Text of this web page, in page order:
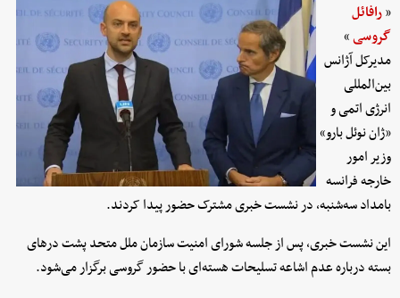
«رافائل
گروسی»
مدیرکل آژانس
بین‌المللی
انرژی اتمی و
«ژان نوئل بارو»
وزیر امور
خارجه فرانسه
بامداد سه‌شنبه، در نشست خبری مشترک حضور پیدا کردند.
این نشست خبری، پس از جلسه شورای امنیت سازمان ملل متحد پشت درهای
بسته درباره عدم اشاعه تسلیحات هسته‌ای با حضور گروسی برگزار می‌شود.